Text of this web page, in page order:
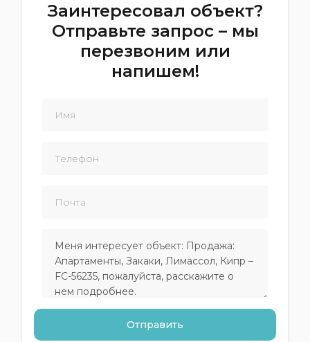
Заинтересовал объект?
Отправьте запрос – мы
перезвоним или
напишем!